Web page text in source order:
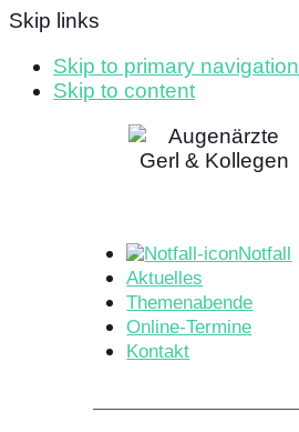
Skip links
Skip to primary navigation
Skip to content
Notfall
Aktuelles
Themenabende
Online-Termine
Kontakt